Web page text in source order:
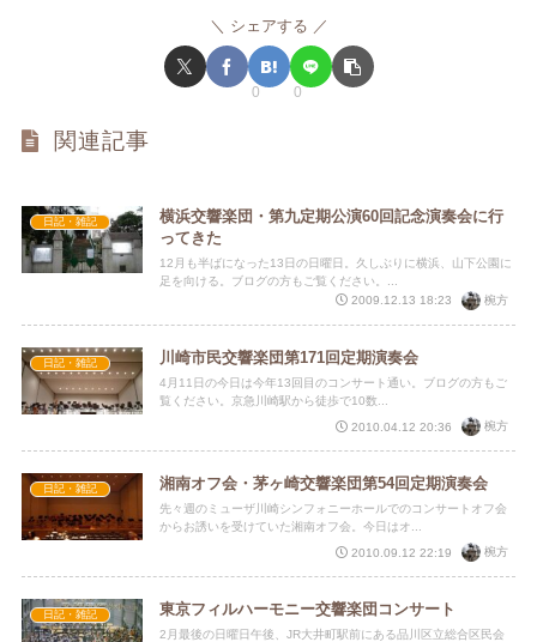
シェアする
0 0
関連記事
日記・雑記
横浜交響楽団・第九定期公演60回記念演奏会に行
ってきた
12月も半ばになった13日の日曜日。久しぶりに横浜、山下公園に
足を向ける。ブログの方もご覧ください。...
2009.12.13 18:23
椀方
日記・雑記 川崎市民交響楽団第171回定期演奏会
4月11日の今日は今年13回目のコンサート通い。ブログの方もご
覧ください。京急川崎駅から徒歩で10数...
2010.04.12 20:36
椀方
日記・雑記 湘南オフ会・茅ヶ崎交響楽団第54回定期演奏会
先々週のミューザ川崎シンフォニーホールでのコンサートオフ会
からお誘いを受けていた湘南オフ会。今日はオ...
2010.09.12 22:19
椀方
日記・雑記 東京フィルハーモニー交響楽団コンサート
2月最後の日曜日午後、JR大井町駅前にある品川区立総合区民会